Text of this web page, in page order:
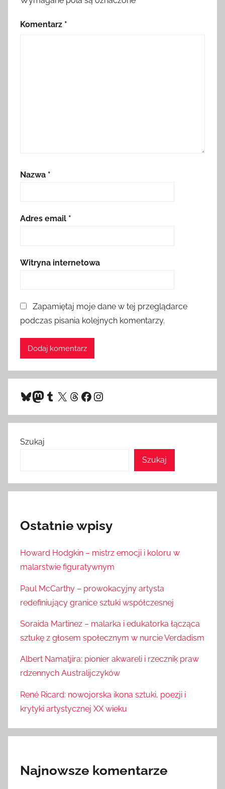
Komentarz *
Nazwa *
Adres email *
Witryna internetowa
Zapamiętaj moje dane w tej przeglądarce
podczas pisania kolejnych komentarzy.
Bluesky
Mastodon
Tumblr
X Threads
Facebook
Instagram
Szukaj
Szukaj
Ostatnie wpisy
Howard Hodgkin – mistrz emocji i koloru w
malarstwie figuratywnym
Paul McCarthy – prowokacyjny artysta
redefiniujący granice sztuki współczesnej
Soraida Martinez – malarka i edukatorka łącząca
sztukę z głosem społecznym w nurcie Verdadism
Albert Namatjira: pionier akwareli i rzeczniķ praw
rdzennych Australijczyków
René Ricard: nowojorska ikona sztuki, poezji i
krytyki artystycznej XX wieku
Najnowsze komentarze